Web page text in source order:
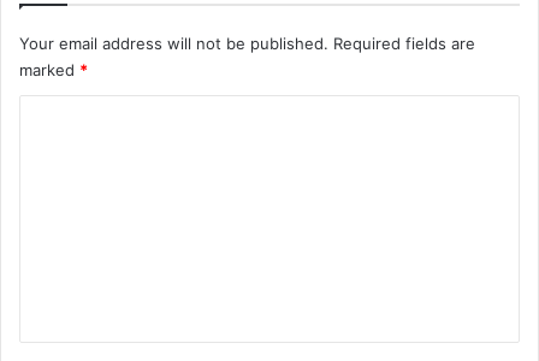
Your email address will not be published. Required fields are
marked *